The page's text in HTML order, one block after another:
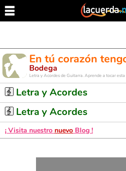
En tú corazón
Bodega
Letra y Acordes de Guitarra. Aprende a tocar esta
Letra y Acordes
Letra y Acordes
¡ Visita nuestro nuevo Blog !